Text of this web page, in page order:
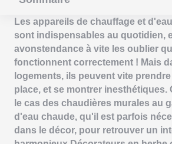
Les appareils de chauffage et
sont indispensables au quotidien,
avonstendance à vite les oublier
fonctionnent correctement ! Mais
logements, ils peuvent vite
place, et se montrer inesthétiques.
le cas des chaudières murales au
d'eau chaude, qu'il est parfois
dans le décor, pour retrouver un